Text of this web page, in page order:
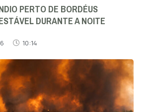
PERTO DE BORDÉUS
DURANTE A NOITE
10:14